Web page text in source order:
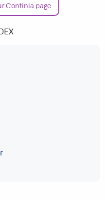
Continia page